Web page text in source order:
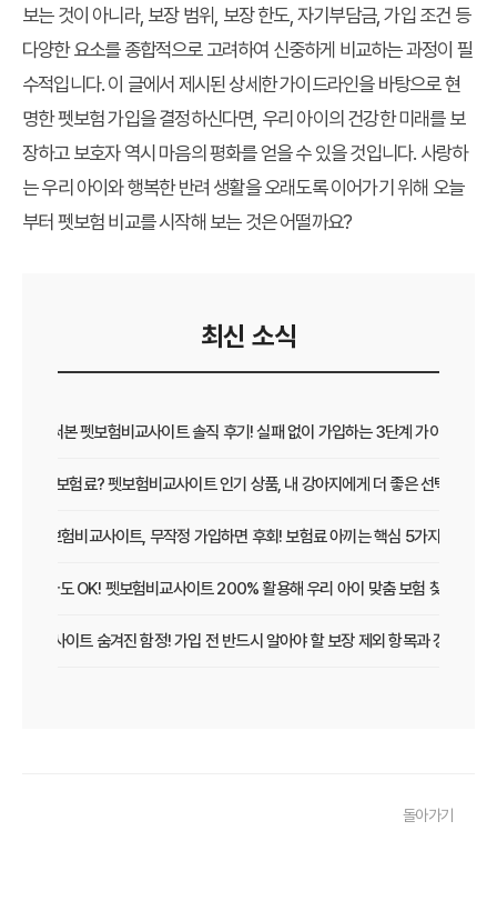
보는 것이 아니라, 보장 범위, 보장 한도, 자기부담금, 가입 조건 등
다양한 요소를 종합적으로 고려하여 신중하게 비교하는 과정이 필
수적입니다. 이 글에서 제시된 상세한 가이드라인을 바탕으로 현
명한펫보험 가입을 결정하신다면, 우리 아이의 건강한 미래를 보
장하고 보호자 역시 마음의 평화를 얻을 수 있을 것입니다. 사랑하
는 우리 아이와 행복한 반려 생활을 오래도록 이어가기 위해 오늘
부터 펫보험 비교를 시작해 보는 것은 어떨까요?
최신 소식
직접 써본 펫보험비교사이트 솔직 후기! 실패 없이 가입하는 3단계 가이드
보장 vs 보험료? 펫보험비교사이트 인기 상품, 내 강아지에게 더 좋은 선택은?
펫보험비교사이트, 무작정 가입하면 후회! 보험료 아끼는 핵심 5가지
초보 집사도 OK! 펫보험비교사이트 200% 활용해 우리 아이 맞춤 보험 찾는 법
험비교사이트 숨겨진 함정! 가입 전 반드시 알아야 할 보장 제외 항목과 갱신 조건
돌아가기